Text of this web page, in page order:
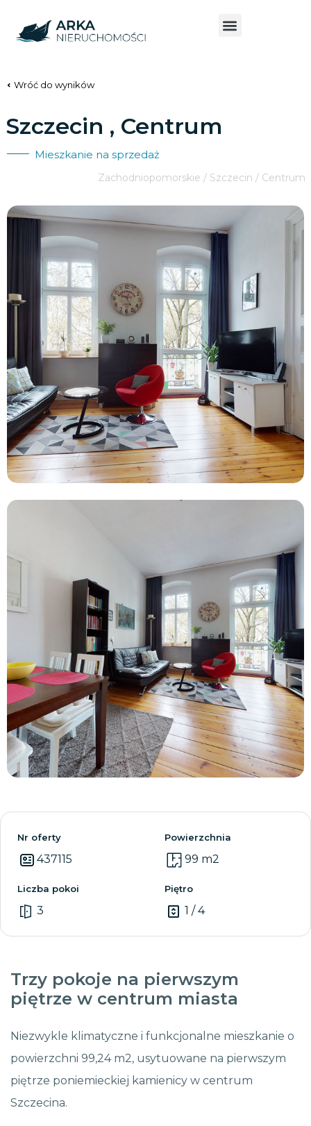
Wróć do wyników
Szczecin , Centrum
Mieszkanie na sprzedaż
Zachodniopomorskie / Szczecin / Centrum
Zobacz wszystkie
Nr oferty
437115
Powierzchnia
99 m2
Liczba pokoi
3
Piętro
1 / 4
Trzy pokoje na pierwszym
piętrze w centrum miasta
Niezwykle klimatyczne i funkcjonalne mieszkanie o
powierzchni 99,24 m2, usytuowane na pierwszym
piętrze poniemieckiej kamienicy w centrum
Szczecina.